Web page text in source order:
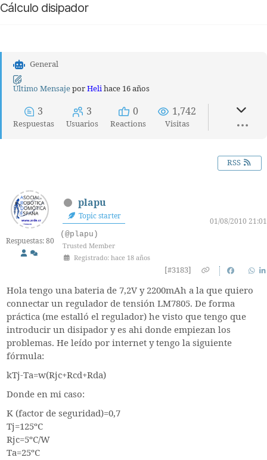
Cálculo disipador
General
Último MensajeporHelihace 16 años
3
Respuestas
3
Usuarios
0
Reactions
1,742
Visitas
RSS
Respuestas: 80
plapu
Topic starter
01/08/2010 21:01
(@plapu)
Trusted Member
Registrado: hace 18 años
[#3183]
Hola tengo una bateria de 7,2V y 2200mAh a la que quiero
connectar un regulador de tensión LM7805. De forma
práctica (me estalló el regulador) he visto que tengo que
introducir un disipador y es ahi donde empiezan los
problemas. He leído por internet y tengo la siguiente
fórmula:
kTj-Ta=w(Rjc+Rcd+Rda)
Donde en mi caso:
K (factor de seguridad)=0,7
Tj=125ºC
Rjc=5ºC/W
Ta=25ºC